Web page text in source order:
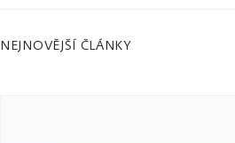
NEJNOVĚJŠÍ ČLÁNKY